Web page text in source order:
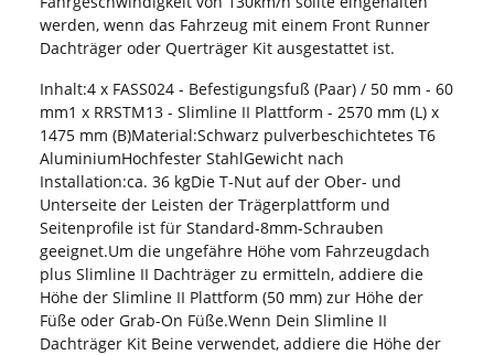
werden, wenn das Fahrzeug mit einem Front Runner
Dachträger oder Querträger Kit ausgestattet ist.
Inhalt:4 x FASS024 - Befestigungsfuß (Paar) / 50 mm - 60
mm1 x RRSTM13 - Slimline II Plattform - 2570 mm (L) x
1475 mm (B)Material:Schwarz pulverbeschichtetes T6
AluminiumHochfester StahlGewicht nach
Installation:ca. 36 kgDie T-Nut auf der Ober- und
Unterseite der Leisten der Trägerplattform und
Seitenprofile ist für Standard-8mm-Schrauben
geeignet.Um die ungefähre Höhe vom Fahrzeugdach
plus Slimline II Dachträger zu ermitteln, addiere die
Höhe der Slimline II Plattform (50 mm) zur Höhe der
Füße oder Grab-On Füße.Wenn Dein Slimline II
Dachträger Kit Beine verwendet, addiere die Höhe der